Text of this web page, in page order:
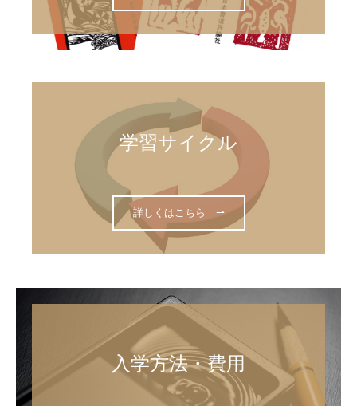
先生になりたい方
日本書道アカデミー
基礎科・師範科
入学方法・費用
よくあるご質問
「書の研究」通信教育
概要
学習サイクル
入会方法・費用・入会規定
よくあるご質問
日本書道評論社とは
学習サイクル
詳しくはこちら ⇀
入学方法・費用